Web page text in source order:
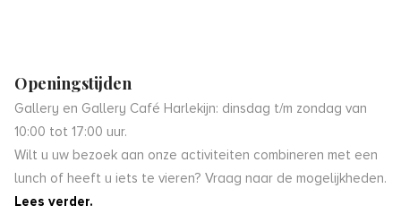
Openingstijden
Gallery en Gallery Café Harlekijn: dinsdag t/m zondag van
10:00 tot 17:00 uur.
Wilt u uw bezoek aan onze activiteiten combineren met een
lunch of heeft u iets te vieren? Vraag naar de mogelijkheden.
Lees verder.